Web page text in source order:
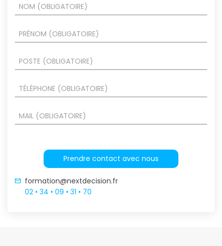
Prendre contact avec nous
formation@nextdecision.fr
02 • 34 • 09 • 31 • 70